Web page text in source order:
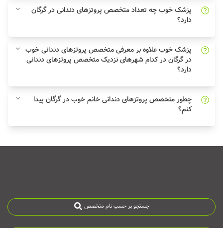
پزشک خوب چه تعداد متخصص پروتزهای دندانی در گرگان
دارد؟
پزشک خوب علاوه بر معرفی متخصص پروتزهای دندانی خوب
در گرگان در کدام شهرهای نزدیک متخصص پروتزهای دندانی
دارد؟
چطور متخصص پروتزهای دندانی خانم خوب در گرگان پیدا
کنم؟
جستجو بر حسب نام متخصص